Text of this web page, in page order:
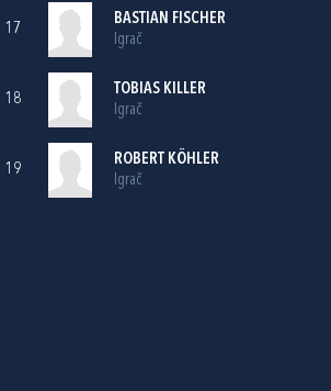
17
BASTIAN FISCHER
Igrač
18
TOBIAS KILLER
Igrač
19
ROBERT KÖHLER
Igrač